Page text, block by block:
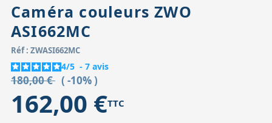
Caméra couleurs ZWO
ASI662MC
Réf : ZWASI662MC
4/5 - 7 avis
180,00 € ( -10% )
162,00 €TTC